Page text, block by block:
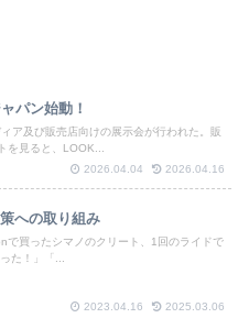
パン始動！
ア及び販売店向けの展示会が行われた。販
を見ると、LOOK...
2026.04.04
2026.04.16
への取り組み
で買ったシマノのクリート、1回のライドで
た！」「...
2023.04.16 2025.03.06